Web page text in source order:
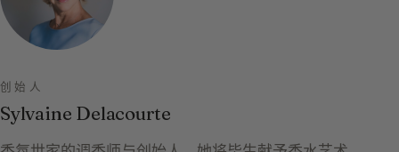
创始人
Sylvaine Delacourte